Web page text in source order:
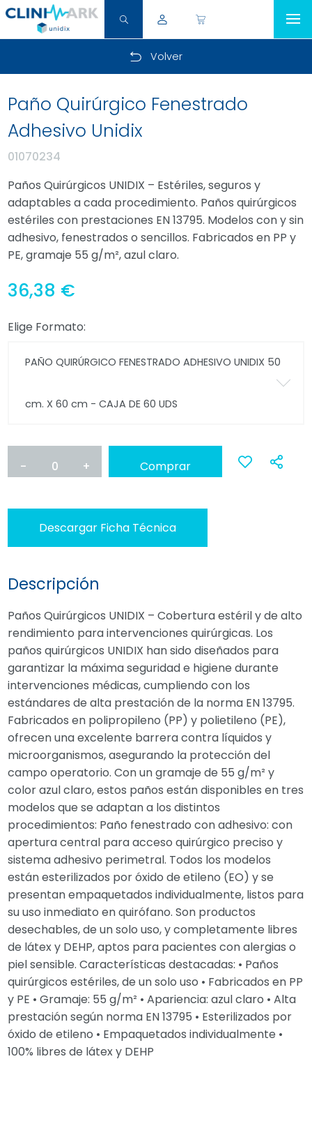
Volver
Paño Quirúrgico Fenestrado
Adhesivo Unidix
01070234
Paños Quirúrgicos UNIDIX – Estériles, seguros y
adaptables a cada procedimiento. Paños quirúrgicos
estériles con prestaciones EN 13795. Modelos con y sin
adhesivo, fenestrados o sencillos. Fabricados en PP y
PE, gramaje 55 g/m², azul claro.
36,38 €
Elige Formato:
PAÑO QUIRÚRGICO FENESTRADO ADHESIVO UNIDIX 50
cm. X 60 cm - CAJA DE 60 UDS
- 0 + Comprar
Descargar Ficha Técnica
Descripción
Paños Quirúrgicos UNIDIX – Cobertura estéril y de alto
rendimiento para intervenciones quirúrgicas. Los
paños quirúrgicos UNIDIX han sido diseñados para
garantizar la máxima seguridad e higiene durante
intervenciones médicas, cumpliendo con los
estándares de alta prestación de la norma EN 13795.
Fabricados en polipropileno (PP) y polietileno (PE),
ofrecen una excelente barrera contra líquidos y
microorganismos, asegurando la protección del
campo operatorio. Con un gramaje de 55 g/m² y
color azul claro, estos paños están disponibles en tres
modelos que se adaptan a los distintos
procedimientos: Paño fenestrado con adhesivo: con
apertura central para acceso quirúrgico preciso y
sistema adhesivo perimetral. Todos los modelos
están esterilizados por óxido de etileno (EO) y se
presentan empaquetados individualmente, listos para
su uso inmediato en quirófano. Son productos
desechables, de un solo uso, y completamente libres
de látex y DEHP, aptos para pacientes con alergias o
piel sensible. Características destacadas: • Paños
quirúrgicos estériles, de un solo uso • Fabricados en PP
y PE • Gramaje: 55 g/m² • Apariencia: azul claro • Alta
prestación según norma EN 13795 • Esterilizados por
óxido de etileno • Empaquetados individualmente •
100% libres de látex y DEHP